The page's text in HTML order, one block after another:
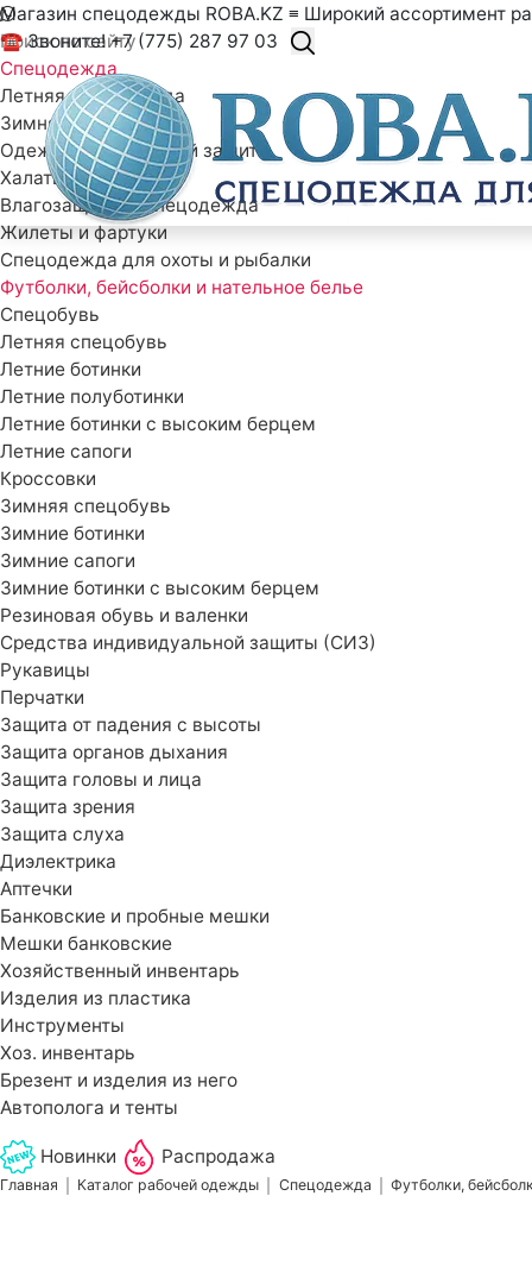
Магазин спецодежды ROBA.KZ ≡ Широкий
☎ Звоните! +7 (775) 287 97 03
Спецодежда
Летняя спецодежда
Зимняя спецодежда
Одежда специальной защиты
Халаты рабочие
Влагозащитная спецодежда
Жилеты и фартуки
Спецодежда для охоты и рыбалки
Футболки, бейсболки и нательное белье
Спецобувь
Летняя спецобувь
Летние ботинки
Летние полуботинки
Летние ботинки с высоким берцем
Летние сапоги
Кроссовки
Зимняя спецобувь
Зимние ботинки
Зимние сапоги
Зимние ботинки с высоким берцем
Резиновая обувь и валенки
Средства индивидуальной защиты (СИЗ)
Рукавицы
Перчатки
Защита от падения с высоты
Защита органов дыхания
Защита головы и лица
Защита зрения
Защита слуха
Диэлектрика
Аптечки
Банковские и пробные мешки
Мешки банковские
Хозяйственный инвентарь
Изделия из пластика
Инструменты
Хоз. инвентарь
Брезент и изделия из него
Автополога и тенты
Новинки Распродажа
Главная Каталог рабочей одежды Спецодежда Футболки,